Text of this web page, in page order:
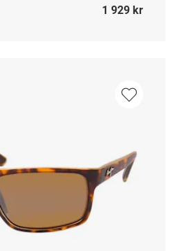
1 929 kr